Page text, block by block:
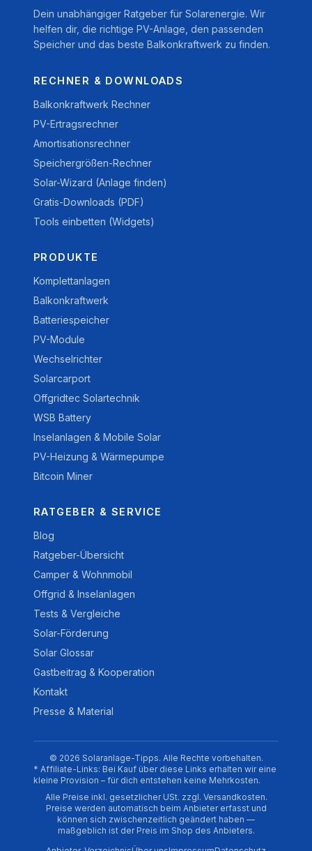
Dein unabhängiger Ratgeber für Solarenergie. Wir
helfen dir, die richtige PV-Anlage, den passenden
Speicher und das beste Balkonkraftwerk zu finden.
RECHNER & DOWNLOADS
Balkonkraftwerk Rechner
PV-Ertragsrechner
Amortisationsrechner
Speichergrößen-Rechner
Solar-Wizard (Anlage finden)
Gratis-Downloads (PDF)
Tools einbetten (Widgets)
PRODUKTE
Komplettanlagen
Balkonkraftwerk
Batteriespeicher
PV-Module
Wechselrichter
Solarcarport
Offgridtec Solartechnik
WSB Battery
Inselanlagen & Mobile Solar
PV-Heizung & Wärmepumpe
Bitcoin Miner
RATGEBER & SERVICE
Blog
Ratgeber-Übersicht
Camper & Wohnmobil
Offgrid & Inselanlagen
Tests & Vergleiche
Solar-Förderung
Solar Glossar
Gastbeitrag & Kooperation
Kontakt
Presse & Material
© 2026 Solaranlage-Tipps. Alle Rechte vorbehalten.
* Affiliate-Links: Bei Kauf über diese Links erhalten wir eine
kleine Provision – für dich entstehen keine Mehrkosten.
Alle Preise inkl. gesetzlicher USt. zzgl. Versandkosten.
Preise werden automatisch beim Anbieter erfasst und
können sich zwischenzeitlich geändert haben —
maßgeblich ist der Preis im Shop des Anbieters.